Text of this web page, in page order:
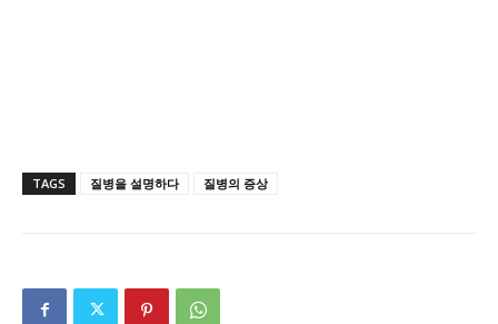
TAGS 질병을 설명하다 질병의 증상